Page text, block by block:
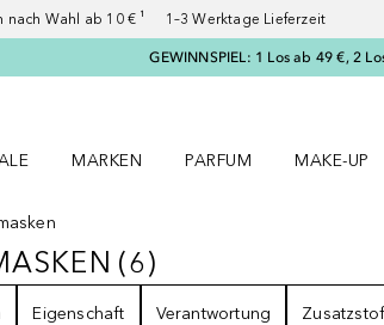
nach Wahl ab 10 € ¹ 1–3 Werktage Lieferzeit
GEWINNSPIEL: 1 Los ab 49 €, 2
MARKEN
PARFUM
MAKE-UP
6
(6)
Eigenschaft Verantwortung